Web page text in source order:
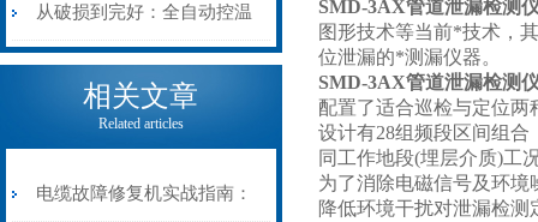
机械密码
从入门到精通
从破损到完好：全自动控温
电缆热补机的核心价值
相关文章
Related articles
电缆故障修复机实战指南：
SMD-3AX管道泄漏检测
图形技术等当前*技术，
位泄漏的*测漏仪器。
SMD-3AX管道泄漏检测
配置了适合巡检与定位
设计有28组频段区间组
同工作地段(埋层介质)工
为了消除电磁信号及环
降低环境干扰对泄漏检测